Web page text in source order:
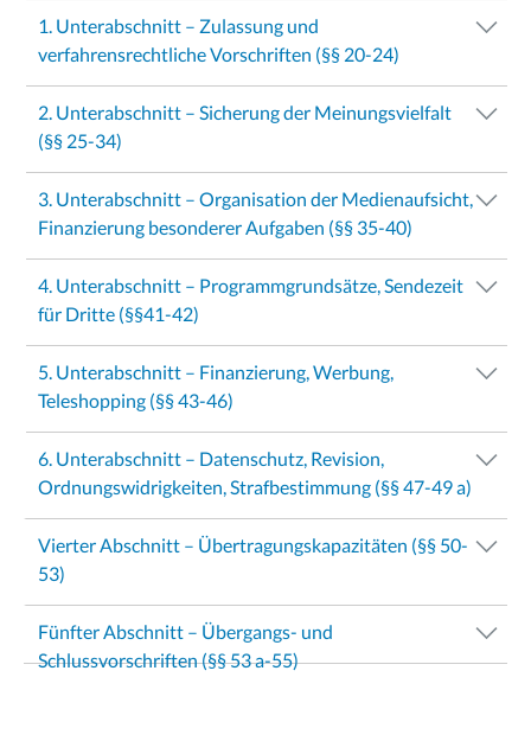
1. Unterabschnitt – Zulassung und
verfahrensrechtliche Vorschriften (§§ 20-24)
2. Unterabschnitt – Sicherung der Meinungsvielfalt
(§§ 25-34)
3. Unterabschnitt – Organisation der Medienaufsicht,
Finanzierung besonderer Aufgaben (§§ 35-40)
4. Unterabschnitt – Programmgrundsätze, Sendezeit
für Dritte (§§41-42)
5. Unterabschnitt – Finanzierung, Werbung,
Teleshopping (§§ 43-46)
6. Unterabschnitt – Datenschutz, Revision,
Ordnungswidrigkeiten, Strafbestimmung (§§ 47-49 a)
Vierter Abschnitt – Übertragungskapazitäten (§§ 50-
53)
Fünfter Abschnitt – Übergangs- und
Schlussvorschriften (§§ 53 a-55)